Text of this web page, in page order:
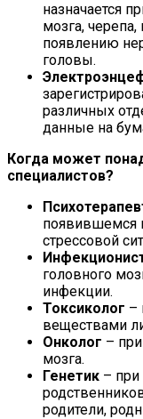
назначается
мозга,
появлению
головы.
различных
данные на
Когда может
специалистов?
появившемся
стрессовой
головного
инфекции.
Токсиколог –
веществами
Онколог –
мозга.
Генетик – при
родители,